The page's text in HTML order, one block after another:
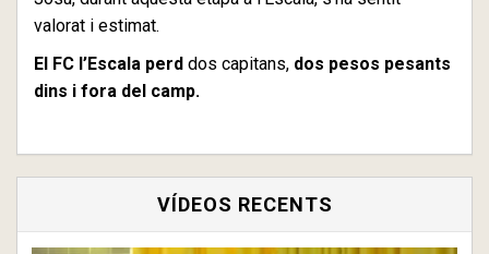
valorat i estimat.
El FC l’Escala perd dos capitans, dos pesos pesants
dins i fora del camp.
VÍDEOS RECENTS